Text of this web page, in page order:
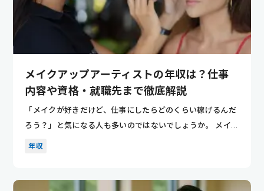
メイクアップアーティストの年収は？仕事
内容や資格・就職先まで徹底解説
「メイクが好きだけど、仕事にしたらどのくらい稼げるんだ
ろう？」と気になる人も多いのではないでしょうか。 メイク
アップアー...
年収